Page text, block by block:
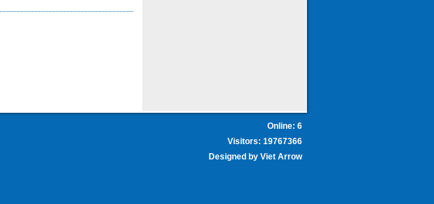
Online: 6
Visitors: 19767366
Designed by Viet Arrow